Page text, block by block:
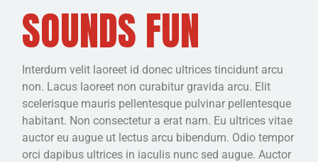
SOUNDS FUN
Interdum velit laoreet id donec ultrices tincidunt arcu
non. Lacus laoreet non curabitur gravida arcu. Elit
scelerisque mauris pellentesque pulvinar pellentesque
habitant. Non consectetur a erat nam. Eu ultrices vitae
auctor eu augue ut lectus arcu bibendum. Odio tempor
orci dapibus ultrices in iaculis nunc sed augue. Auctor